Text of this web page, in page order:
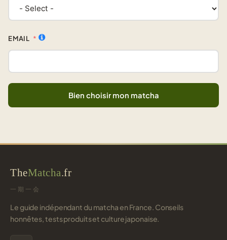
EMAIL
Bien choisir mon matcha
TheMatcha .fr
一期一会
Le guide indépendant du matcha en France. Conseils
honnêtes, tests produits et culture japonaise.